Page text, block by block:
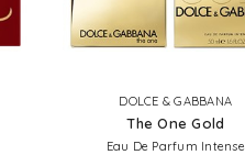
DOLCE & GABBANA
The One Gold
Eau De Parfum Intense